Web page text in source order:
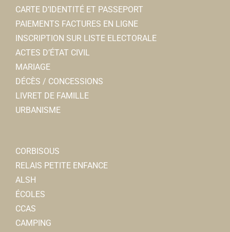
CARTE D’IDENTITÉ ET PASSEPORT
PAIEMENTS FACTURES EN LIGNE
INSCRIPTION SUR LISTE ELECTORALE
ACTES D’ÉTAT CIVIL
MARIAGE
DÉCÈS / CONCESSIONS
LIVRET DE FAMILLE
URBANISME
CORBISOUS
RELAIS PETITE ENFANCE
ALSH
ÉCOLES
CCAS
CAMPING